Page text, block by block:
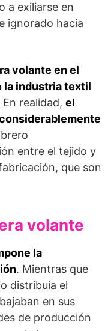
a exiliarse en
ignorado hacia
volante en el
la industria textil
realidad, el
entre el tejido y
que son
volante
la
. Mientras que
distribuía el
en sus
de producción